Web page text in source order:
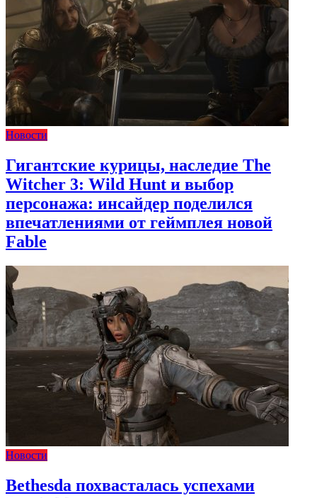
Новости
Гигантские курицы, наследие The
Witcher 3: Wild Hunt и выбор
персонажа: инсайдер поделился
впечатлениями от геймплея новой
Fable
Новости
Bethesda похвасталась успехами